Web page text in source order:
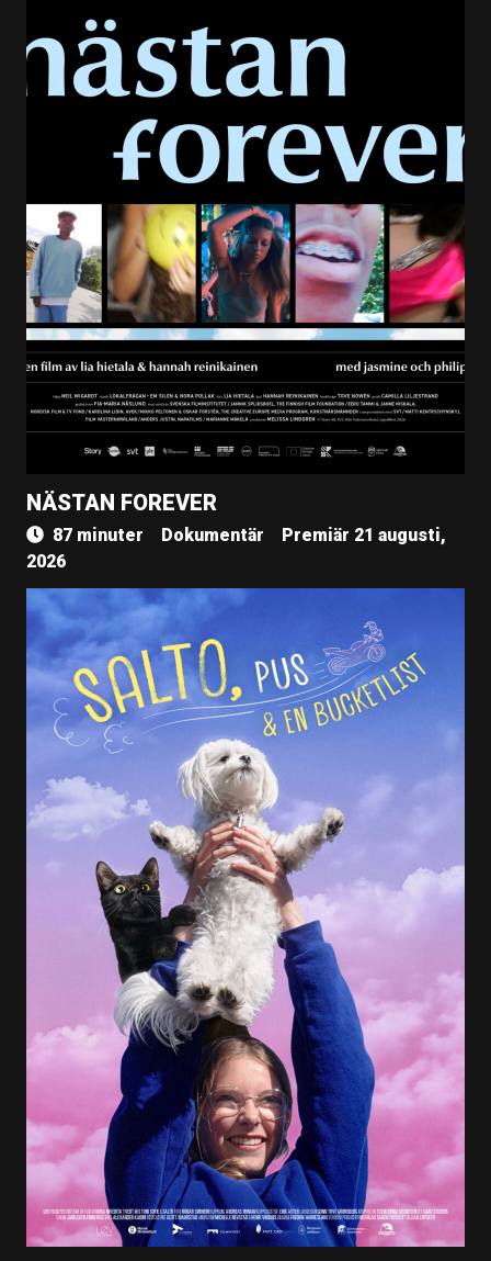
NÄSTAN FOREVER
87 minuter Dokumentär
Premiär 21 augusti,
2026